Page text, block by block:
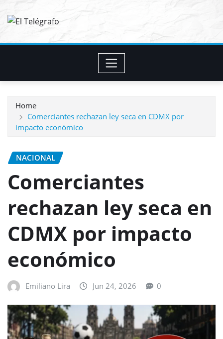
Home
Comerciantes rechazan ley seca en CDMX por
impacto económico
NACIONAL
Comerciantes
rechazan ley seca en
CDMX por impacto
económico
Emiliano Lira Jun 24, 2026 0